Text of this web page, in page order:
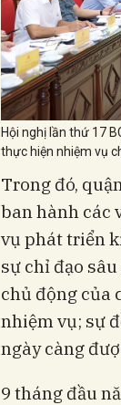
Hội nghị lần thứ 17
thực hiện nhiệm vụ
Trong đó,
ban hành các
vụ phát triển
sự chỉ đạo
chủ động của
nhiệm vụ; sự
ngày càng
9 tháng đầu